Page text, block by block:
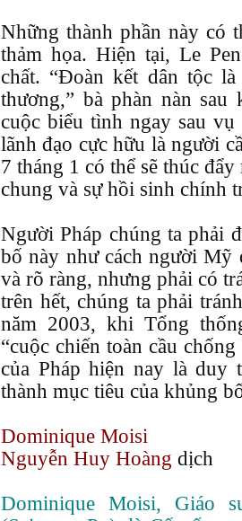
Những thành phần này có
thảm họa. Hiện tại, Le
chất. “Đoàn kết dân tộc
thương,” bà phàn nàn
cuộc biểu tình ngay sau
lãnh đạo cực hữu là người
7 tháng 1 có thể sẽ thúc
chung và sự hồi sinh chính
Người Pháp chúng ta phải
bố này như cách người Mỹ
và rõ ràng, nhưng phải có
trên hết, chúng ta phải
năm 2003, khi Tổng
“cuộc chiến toàn cầu
của Pháp hiện nay là
thành mục tiêu của khủng
Dominique Moisi
Nguyễn Huy Hoàng dịch
Dominique Moisi, Giáo